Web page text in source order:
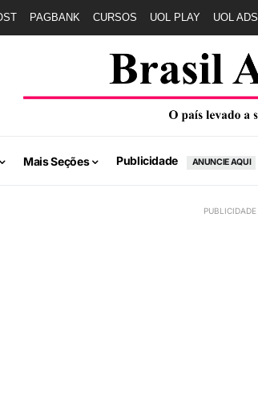
PAGBANK CURSOS UOL PLAY UOL ADS
Mais Seções Publicidade ANUNCIE AQUI